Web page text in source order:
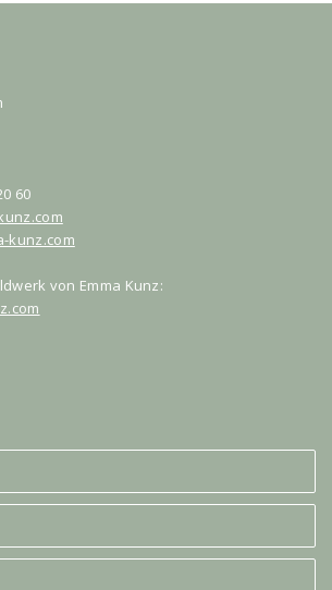
60
kunz.com
von Emma Kunz: